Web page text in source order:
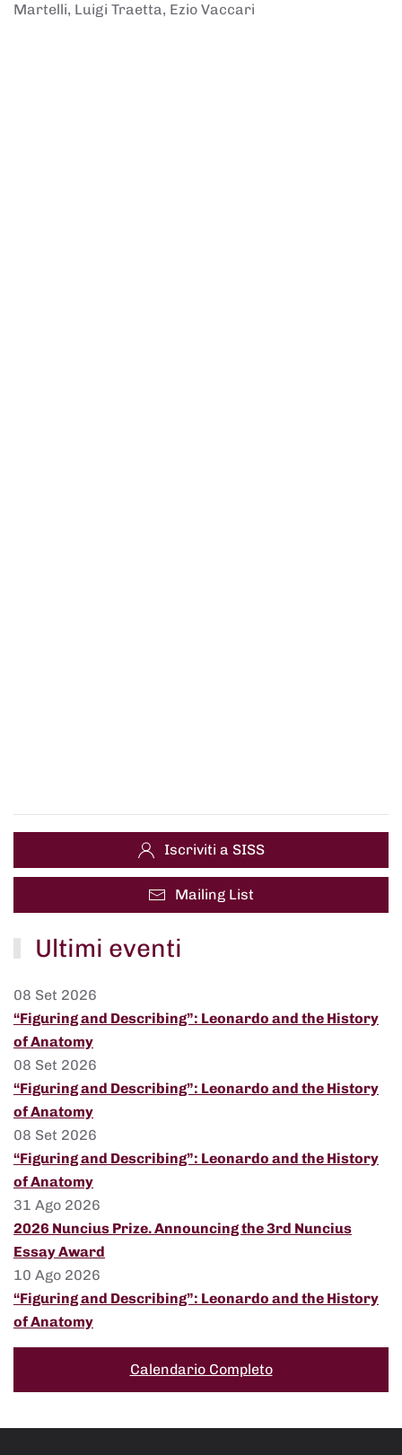
Martelli, Luigi Traetta, Ezio Vaccari
Iscriviti a SISS
Mailing List
Ultimi eventi
08 Set 2026
“Figuring and Describing”: Leonardo and the History
of Anatomy
08 Set 2026
“Figuring and Describing”: Leonardo and the History
of Anatomy
08 Set 2026
“Figuring and Describing”: Leonardo and the History
of Anatomy
31 Ago 2026
2026 Nuncius Prize. Announcing the 3rd Nuncius
Essay Award
10 Ago 2026
“Figuring and Describing”: Leonardo and the History
of Anatomy
Calendario Completo